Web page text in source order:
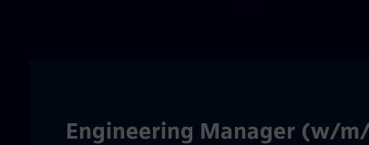
Engineering Manager (w/